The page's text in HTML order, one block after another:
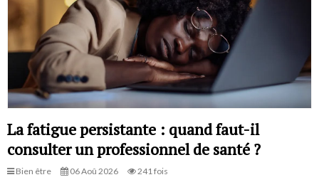
La fatigue persistante : quand faut-il
consulter un professionnel de santé ?
Bien être 06 Aoû 2026 241 fois